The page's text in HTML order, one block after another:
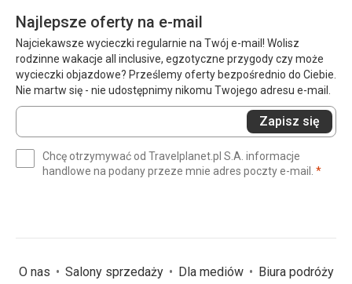
Najlepsze oferty na e-mail
Najciekawsze wycieczki regularnie na Twój e-mail! Wolisz
rodzinne wakacje all inclusive, egzotyczne przygody czy może
wycieczki objazdowe? Prześlemy oferty bezpośrednio do Ciebie.
Nie martw się - nie udostępnimy nikomu Twojego adresu e-mail.
Wprowadź
swój
(wymagane)
Zapisz się
Chcę otrzymywać od Travelplanet.pl S.A. informacje
handlowe na podany przeze mnie adres poczty e-mail. *
O nas Salony sprzedaży Dla mediów
Biura podróży